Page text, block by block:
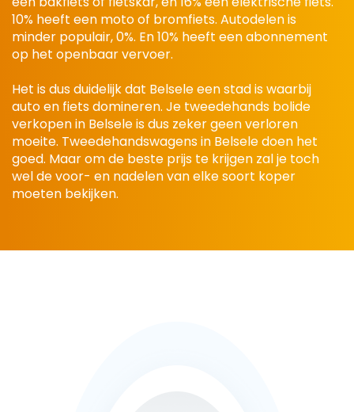
10% heeft een moto of bromfiets. Autodelen is
minder populair, 0%. En 10% heeft een abonnement
op het openbaar vervoer.
Het is dus duidelijk dat Belsele een stad is waarbij
auto en fiets domineren. Je tweedehands bolide
verkopen in Belsele is dus zeker geen verloren
moeite. Tweedehandswagens in Belsele doen het
goed. Maar om de beste prijs te krijgen zal je toch
wel de voor- en nadelen van elke soort koper
moeten bekijken.